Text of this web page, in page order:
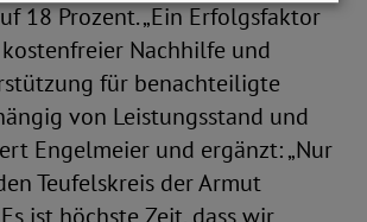
18 Prozent. „Ein Erfolgsfaktor
Nachhilfe und
für benachteiligte
von Leistungsstand und
Engelmeier und ergänzt: „Nur
Teufelskreis der Armut